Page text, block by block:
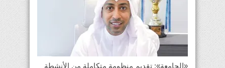
«الجامعة»: تقديم منظومة متكاملة من الأنشطة